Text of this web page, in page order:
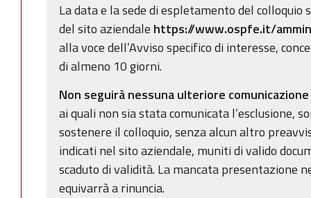
La data e la sede di espletamento del
del sito aziendale https://www.ospfe.it/
alla voce dell’Avviso specifico di interesse,
di almeno 10 giorni.
Non seguirà nessuna ulteriore
ai quali non sia stata comunicata l’esclusione,
sostenere il colloquio, senza alcun altro
indicati nel sito aziendale, muniti di valido
scaduto di validità. La mancata presentazione
equivarrà a rinuncia.